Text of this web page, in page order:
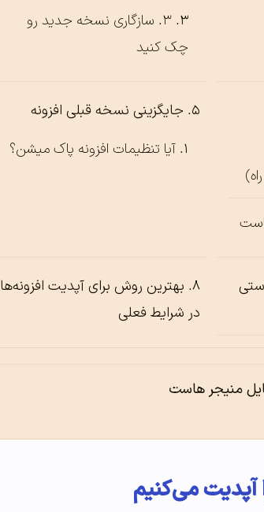
۳. سازگاری نسخه جدید رو
چک کنید
جایگزینی نسخه قبلی افزونه
آیا تنظیمات افزونه پاک میشن؟
بهترین روش برای آپدیت افزونه‌ها
در شرایط فعلی
منیجر هاست
آپدیت می‌کنیم